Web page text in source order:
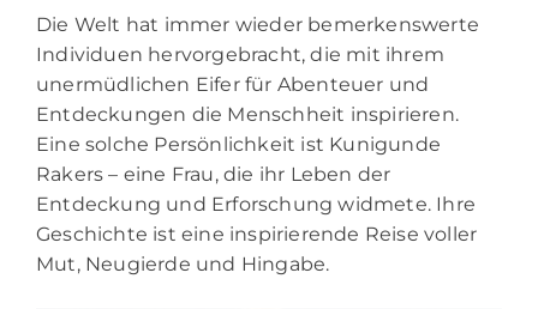
Die Welt hat immer wieder bemerkenswerte
Individuen hervorgebracht, die mit ihrem
unermüdlichen Eifer für Abenteuer und
Entdeckungen die Menschheit inspirieren.
Eine solche Persönlichkeit ist Kunigunde
Rakers – eine Frau, die ihr Leben der
Entdeckung und Erforschung widmete. Ihre
Geschichte ist eine inspirierende Reise voller
Mut, Neugierde und Hingabe.